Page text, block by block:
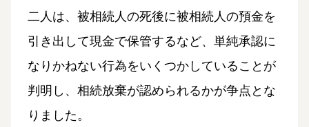
二人は、被相続人の死後に被相続人の預金を
引き出して現金で保管するなど、単純承認に
なりかねない行為をいくつかしていることが
判明し、相続放棄が認められるかが争点とな
りました。